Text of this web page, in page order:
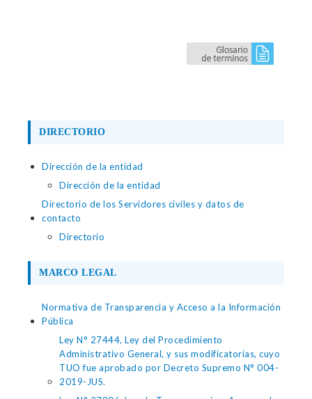
DIRECTORIO
Dirección de la entidad
Dirección de la entidad
Directorio de los Servidores civiles y datos de
contacto
Directorio
MARCO LEGAL
Normativa de Transparencia y Acceso a la Información
Pública
Ley N° 27444, Ley del Procedimiento
Administrativo General, y sus modificatorias, cuyo
TUO fue aprobado por Decreto Supremo N° 004-
2019-JUS.